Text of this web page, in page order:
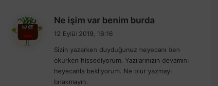
Ne işim var benim burda
i
k
i
12 Eylül 2019, 16:16
Sizin yazarken duyduğunuz heyecanı ben
okurken hissediyorum. Yazılarınızın devamını
heyecanla bekliyorum. Ne olur yazmayı
bırakmayın.